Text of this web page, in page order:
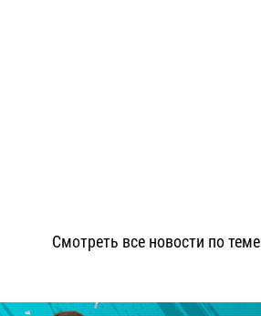
Смотреть все новости по теме